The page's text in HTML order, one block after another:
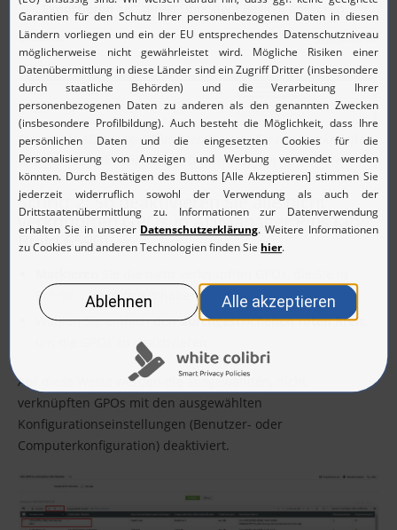
„Exportieren als“ direkt über dem Bericht anklicken.
Screenshot ADManager Plus: Identifizieren Sie nicht verknüpfte
GPOs mit dem Bericht „Alle GPO & verknüpften AD-Objekte“.
Schritt 2: So deaktivieren Sie alle nicht
verknüpften GPOs in ADManager Plus (ab
Build 6590)
Schritt 1
identifiziert haben.
Wählen Sie einfach dendurchgestrichenen roten Kreis
um die GPOs zu deaktivieren.
Auf diese Weise werden die ausgewählten, nicht
verknüpften GPOs mit den ausgewählten
Konfigurationseinstellungen (Benutzer- oder
Computerkonfiguration) deaktiviert.